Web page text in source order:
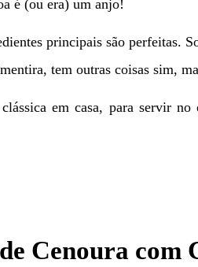
é (ou era) um anjo!
principais são perfeitas.
tem outras coisas sim,
em casa, para servir
Cenoura com